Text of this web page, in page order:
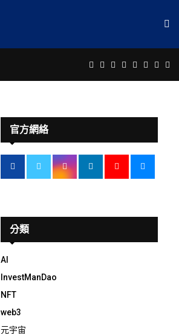
t
官方網絡
分類
AI
InvestManDao
NFT
web3
元宇宙